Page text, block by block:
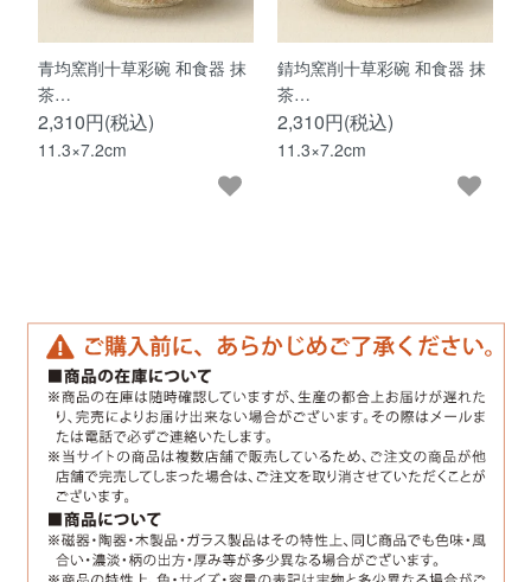
青均窯削十草彩碗 和食器 抹
茶…
2,310円(税込)
11.3×7.2cm
錆均窯削十草彩碗 和食器 抹
茶…
2,310円(税込)
11.3×7.2cm